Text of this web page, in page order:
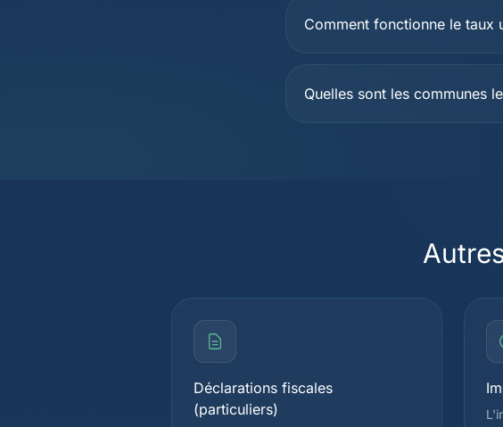
Comment fonctionne le taux
Quelles sont les communes
Déclarations fiscales
(particuliers)